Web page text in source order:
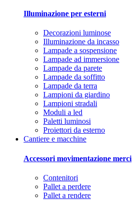
Illuminazione per esterni
Decorazioni luminose
Illuminazione da incasso
Lampade a sospensione
Lampade ad immersione
Lampade da parete
Lampade da soffitto
Lampade da terra
Lampioni da giardino
Lampioni stradali
Moduli a led
Paletti luminosi
Proiettori da esterno
Cantiere e macchine
Accessori movimentazione merci
Contenitori
Pallet a perdere
Pallet a rendere